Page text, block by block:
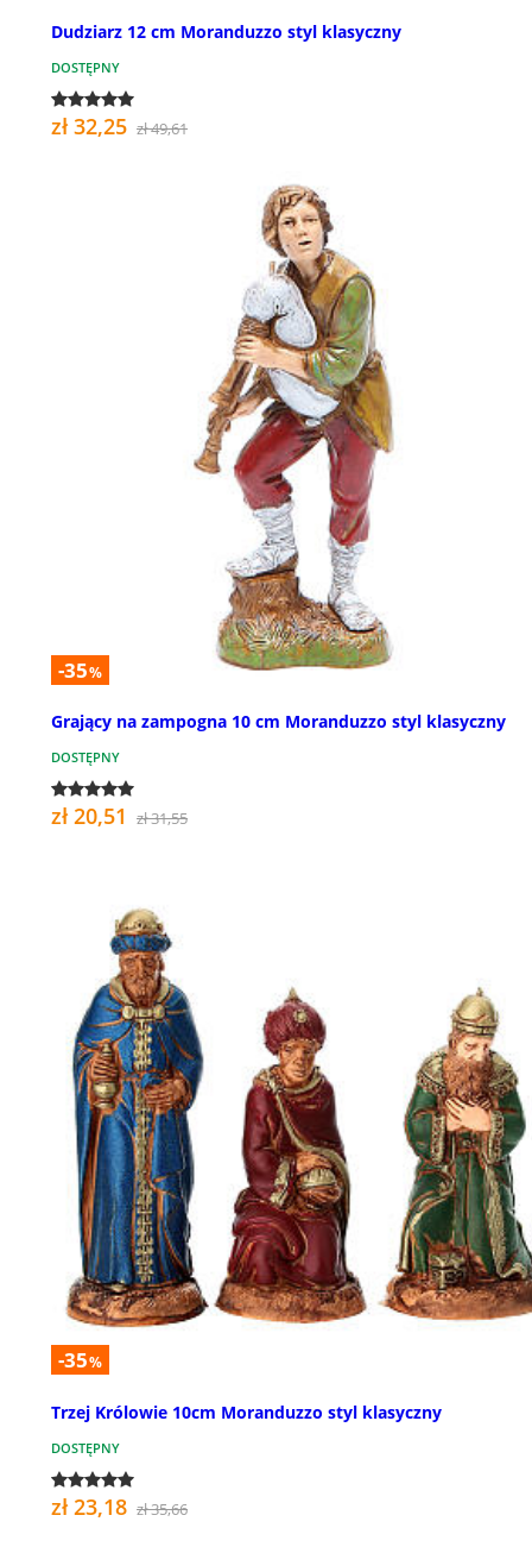
Dudziarz 12 cm Moranduzzo styl klasyczny
DOSTĘPNY
zł 32,25 zł 49,61
-35%
Grający na zampogna 10 cm Moranduzzo styl klasyczny
DOSTĘPNY
zł 20,51 zł 31,55
-35%
Trzej Królowie 10cm Moranduzzo styl klasyczny
DOSTĘPNY
zł 23,18 zł 35,66